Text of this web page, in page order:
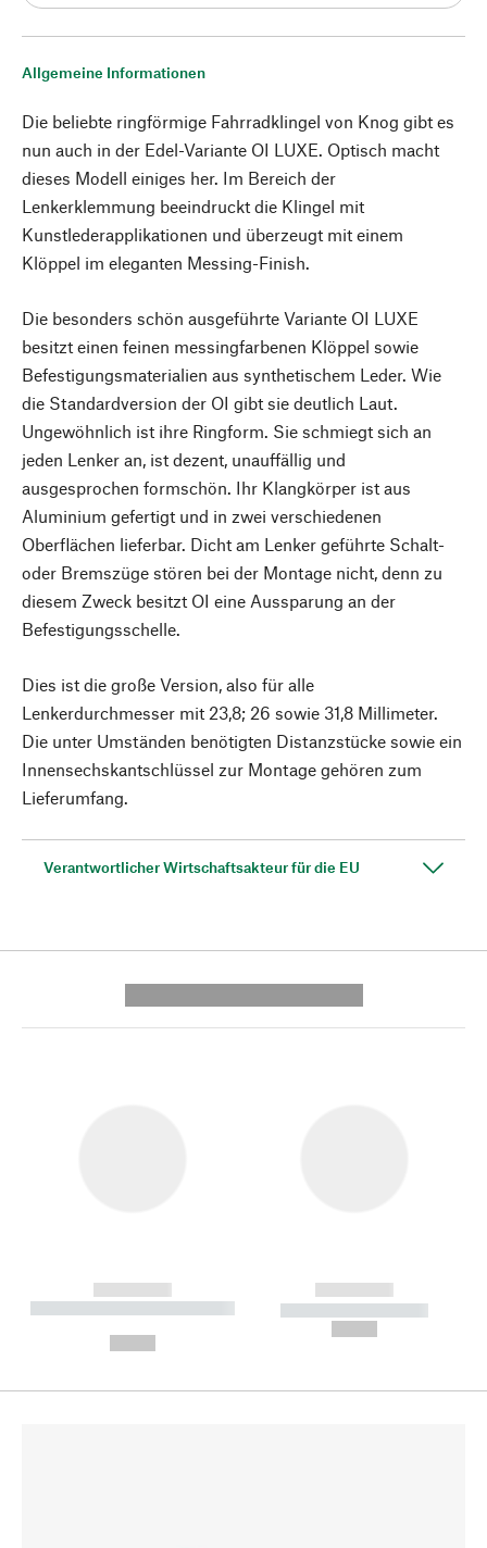
Allgemeine Informationen
Die beliebte ringförmige Fahrradklingel von Knog gibt es
nun auch in der Edel-Variante OI LUXE. Optisch macht
dieses Modell einiges her. Im Bereich der
Lenkerklemmung beeindruckt die Klingel mit
Kunstlederapplikationen und überzeugt mit einem
Klöppel im eleganten Messing-Finish.
Die besonders schön ausgeführte Variante OI LUXE
besitzt einen feinen messingfarbenen Klöppel sowie
Befestigungsmaterialien aus synthetischem Leder. Wie
die Standardversion der OI gibt sie deutlich Laut.
Ungewöhnlich ist ihre Ringform. Sie schmiegt sich an
jeden Lenker an, ist dezent, unauffällig und
ausgesprochen formschön. Ihr Klangkörper ist aus
Aluminium gefertigt und in zwei verschiedenen
Oberflächen lieferbar. Dicht am Lenker geführte Schalt-
oder Bremszüge stören bei der Montage nicht, denn zu
diesem Zweck besitzt OI eine Aussparung an der
Befestigungsschelle.
Dies ist die große Version, also für alle
Lenkerdurchmesser mit 23,8; 26 sowie 31,8 Millimeter.
Die unter Umständen benötigten Distanzstücke sowie ein
Innensechskantschlüssel zur Montage gehören zum
Lieferumfang.
Verantwortlicher Wirtschaftsakteur für die EU
------------
----------- ----------- --------
------------
----------- -----------